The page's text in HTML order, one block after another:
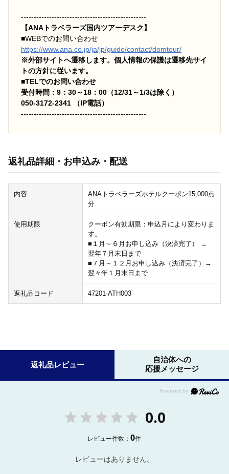
-------------------------------------------------
【ANAトラベラーズ国内ツアーデスク】
■WEBでのお問い合わせ
https://www.ana.co.jp/ja/jp/guide/contact/domtour/
※外部サイトへ遷移します。個人情報の保護は遷移先サイ
トの方針に従います。
■TELでのお問い合わせ
受付時間：9：30～18：00（12/31～1/3は除く）
050-3172-2341 （IP電話）
-------------------------------------------------
返礼品詳細・お申込み・配送
内容
ANAトラベラーズホテルクーポン15,000点
分
使用期限
クーポン有効期限：申込月により変わりま
す。
■１月～６月お申し込み（決済完了） →
翌年７月末日まで
■７月～１２月お申し込み（決済完了）→
翌々年１月末日まで
返礼品コード 47201-ATH003
返礼品レビュー
自治体への
応援メッセージ
0.0
レビュー件数：0件
レビューはありません。